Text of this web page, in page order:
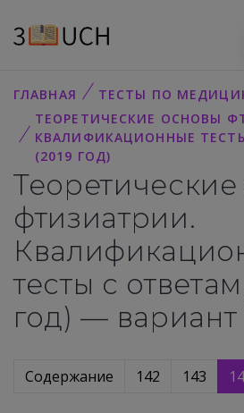
ГЛАВНАЯ
ТЕСТЫ ПО
ТЕОРЕТИЧЕСКИЕ ОСНОВЫ
КВАЛИФИКАЦИОННЫЕ
(2019 ГОД)
фтизиатрии.
тесты с
год) — вариант
Содержание 142 143